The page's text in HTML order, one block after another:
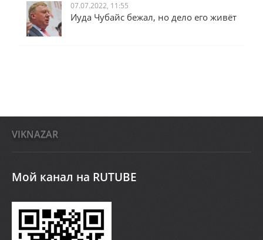
07.07.2022, 11:55
Иуда Чубайс бежал, но дело его живёт
VIKNAZAR
Мой канал на RUTUBE